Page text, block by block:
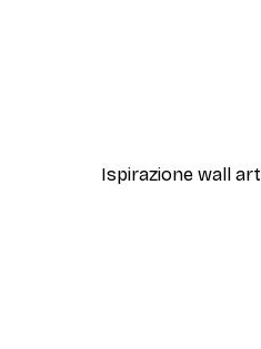
Ispirazione wall art